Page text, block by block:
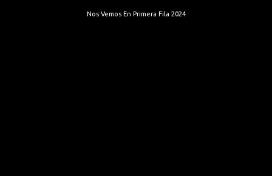
Nos Vemos En Primera Fila 2024